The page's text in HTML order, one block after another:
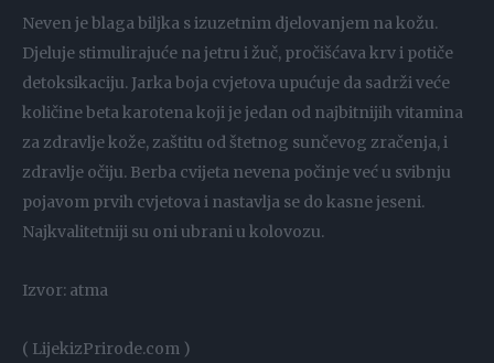
Neven je blaga biljka s izuzetnim djelovanjem na kožu.
Djeluje stimulirajuće na jetru i žuč, pročišćava krv i potiče
detoksikaciju. Jarka boja cvjetova upućuje da sadrži veće
količine beta karotena koji je jedan od najbitnijih vitamina
za zdravlje kože, zaštitu od štetnog sunčevog zračenja, i
zdravlje očiju. Berba cvijeta nevena počinje već u svibnju
pojavom prvih cvjetova i nastavlja se do kasne jeseni.
Najkvalitetniji su oni ubrani u kolovozu.
Izvor: atma
( LijekizPrirode.com )